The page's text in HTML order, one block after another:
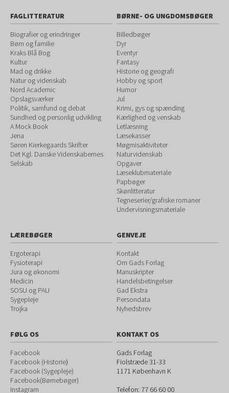
FAGLITTERATUR
Biografier og erindringer
Børn og familie
Kraks Blå Bog
Kultur
Mad og drikke
Natur og videnskab
Nord Academic
Opslagsværker
Politik, samfund og debat
Sundhed og personlig udvikling
A Mock Book
Jena
Søren Kierkegaards Skrifter
Det Kgl. Danske Videnskabernes
Selskab
BØRNE- OG UNGDOMSBØGER
Billedbøger
Dyr
Eventyr
Fantasy
Historie og geografi
Hobby og sport
Humor
Jul
Krimi, gys og spænding
Kærlighed og venskab
Letlæsning
Læsekasser
Møgmisaktiviteter
Naturvidenskab
Opgaver
Læseklubmateriale
Papbøger
Skønlitteratur
Tegneserier/grafiske romaner
Undervisningsmateriale
LÆREBØGER
Ergoterapi
Fysioterapi
Jura og økonomi
Medicin
SOSU og PAU
Sygepleje
Trojka
GENVEJE
Kontakt
Om Gads Forlag
Manuskripter
Handelsbetingelser
Gad Ekstra
Persondata
Nyhedsbrev
FØLG OS
Facebook
Facebook (Historie)
Facebook (Sygepleje)
Facebook(Børnebøger)
Instagram
KONTAKT OS
Gads Forlag
Fiolstræde 31-33
1171 København K
Telefon: 77 66 60 00